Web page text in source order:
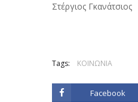
Στέργιος Γκανάτσιος
Tags: ΚΟΙΝΩΝΙΑ
Facebook